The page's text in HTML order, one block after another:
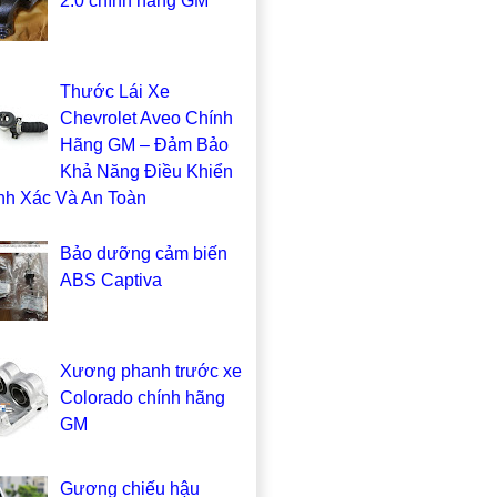
Thước Lái Xe
Chevrolet Aveo Chính
Hãng GM – Đảm Bảo
Khả Năng Điều Khiển
Xác Và An Toàn
Bảo dưỡng cảm biến
ABS Captiva
Xương phanh trước xe
Colorado chính hãng
GM
Gương chiếu hậu